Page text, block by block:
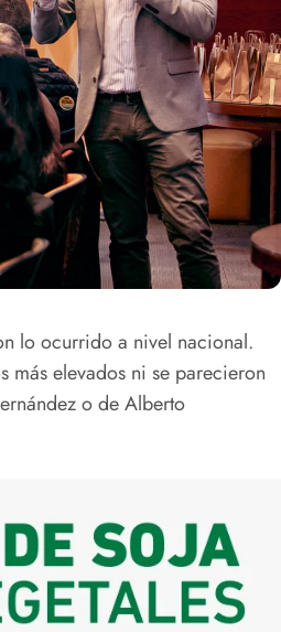
lo ocurrido a nivel nacional.
elevados ni se parecieron
o de Alberto